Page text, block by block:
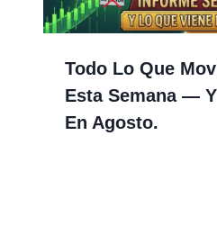
Todo Lo Que
Esta Semana —
En Agosto.